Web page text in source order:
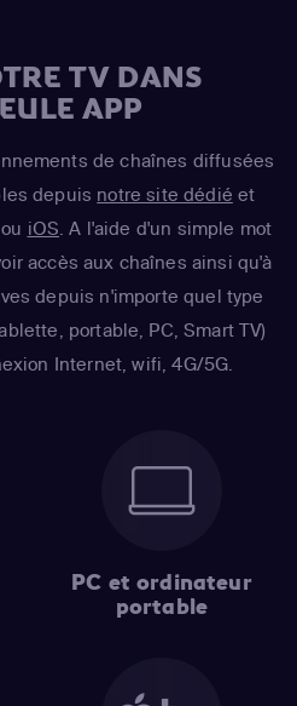
TV DANS
APP
de chaînes diffusées
depuis notre site dédié et
ou iOS . A l'aide d'un simple mot
accès aux chaînes ainsi qu'à
depuis n'importe quel type
portable, PC, Smart TV)
Internet, wifi, 4G/5G.
PC et ordinateur
portable